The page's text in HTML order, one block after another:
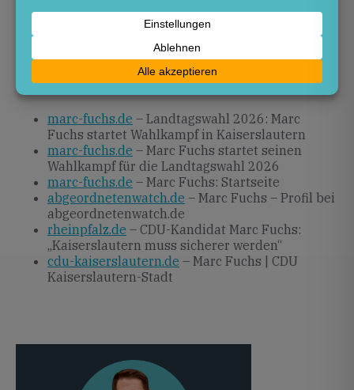
über seine weiteren Programme und
Veranstaltungen informieren.
Quellen
marc-fuchs.de – Landtagswahl 2026: Marc
Fuchs startet Wahlkampf in Kaiserslautern
marc-fuchs.de – Marc Fuchs startet seinen
Wahlkampf für die Landtagswahl 2026
marc-fuchs.de – Marc Fuchs: Startseite
abgeordnetenwatch.de – Marc Fuchs – Profil bei
abgeordnetenwatch.de
rheinpfalz.de – CDU-Kandidat Marc Fuchs:
„Kaiserslautern muss sicherer werden“
cdu-kaiserslautern.de – Marc Fuchs | CDU
Kaiserslautern-Stadt